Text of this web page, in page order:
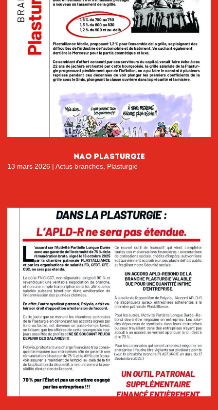
nao plasturgie
13 mars 2026 | Actus branches, Plasturgie